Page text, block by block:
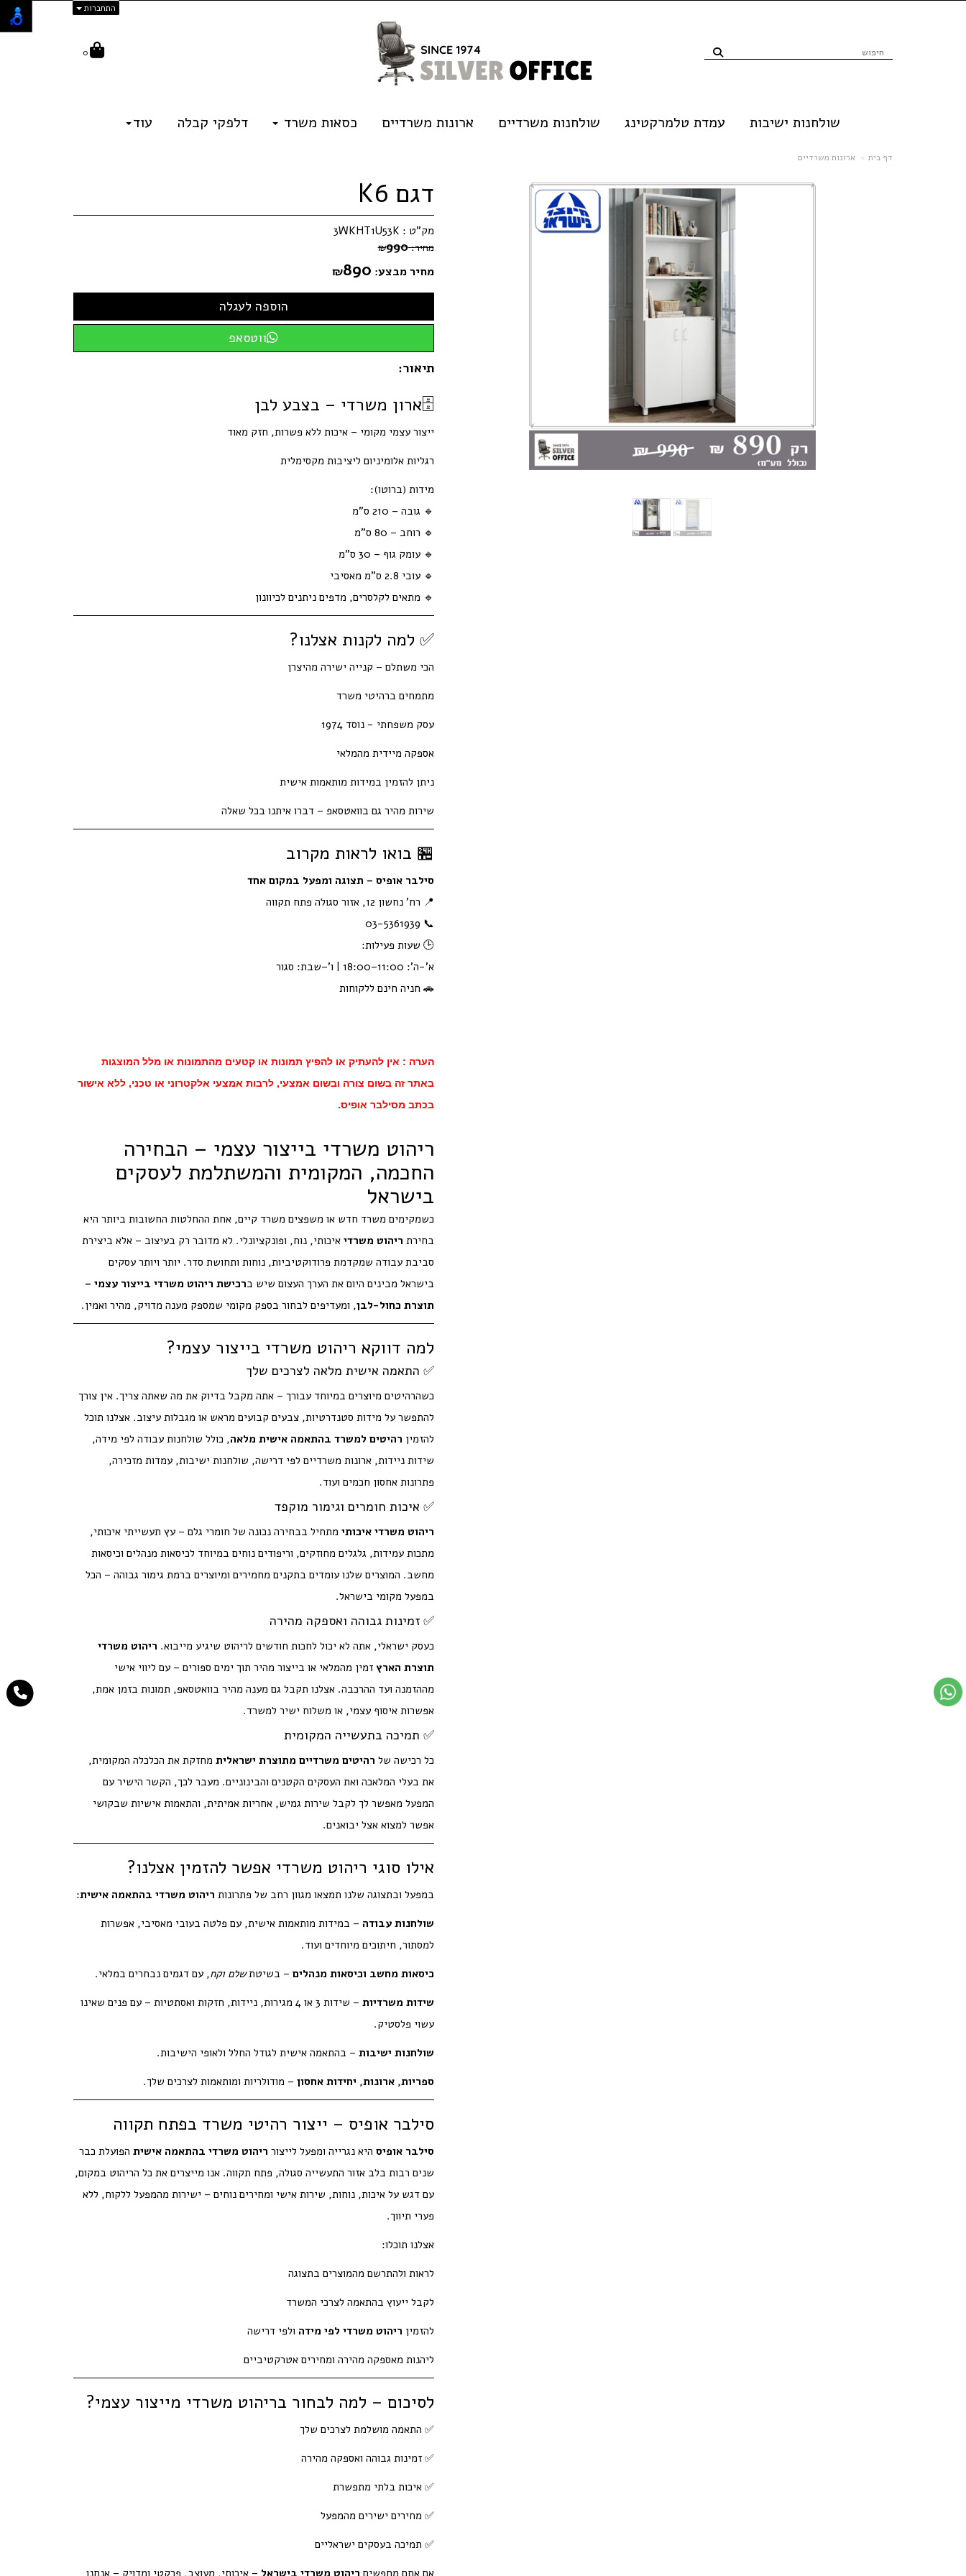
התחברות
0
שולחנות ישיבות עמדת טלמרקטינג שולחנות משרדיים ארונות משרדיים כסאות משרד דלפקי קבלה עוד
דף בית ארונות משרדיים
דגם K6
מק"ט : 3WKHT1U53K
מחיר: ₪990
מחיר מבצע: ₪890
ווטסאפ
תיאור:
🗄️ארון משרדי – בצבע לבן
ייצור עצמי מקומי – איכות ללא פשרות, חזק מאוד
רגליות אלומיניום ליציבות מקסימלית
מידות (ברוטו):
🔹 גובה – 210 ס"מ
🔹 רוחב – 80 ס"מ
🔹 עומק גוף – 30 ס"מ
🔹 עובי 2.8 ס"מ מאסיבי
🔹 מתאים לקלסרים, מדפים ניתנים לכיוונון
✅ למה לקנות אצלנו?
הכי משתלם – קנייה ישירה מהיצרן
מתמחים ברהיטי משרד
עסק משפחתי - נוסד 1974
אספקה מיידית מהמלאי
ניתן להזמין במידות מותאמות אישית
שירות מהיר גם בוואטסאפ – דברו איתנו בכל שאלה
🏪 בואו לראות מקרוב
סילבר אופיס – תצוגה ומפעל במקום אחד
📍 רח' נחשון 12, אזור סגולה פתח תקווה
📞 03-5361939
🕒 שעות פעילות:
א'-ה': 11:00–18:00 | ו'–שבת: סגור
🚗 חניה חינם ללקוחות
הערה : אין להעתיק או להפיץ תמונות או קטעים מהתמונות או מלל המוצגות
באתר זה בשום צורה ובשום אמצעי, לרבות אמצעי אלקטרוני או טכני, ללא אישור
בכתב מסילבר אופיס.
ריהוט משרדי בייצור עצמי – הבחירה
החכמה, המקומית והמשתלמת לעסקים
בישראל
כשמקימים משרד חדש או משפצים משרד קיים, אחת ההחלטות החשובות ביותר היא
בחירת ריהוט משרדי איכותי, נוח, ופונקציונלי. לא מדובר רק בעיצוב – אלא ביצירת
סביבת עבודה שמקדמת פרודוקטיביות, נוחות ותחושת סדר. יותר ויותר עסקים
בישראל מבינים היום את הערך העצום שיש ברכישת ריהוט משרדי בייצור עצמי –
תוצרת כחול-לבן, ומעדיפים לבחור בספק מקומי שמספק מענה מדויק, מהיר ואמין.
למה דווקא ריהוט משרדי בייצור עצמי?
✅ התאמה אישית מלאה לצרכים שלך
כשהרהיטים מיוצרים במיוחד עבורך – אתה מקבל בדיוק את מה שאתה צריך. אין צורך
להתפשר על מידות סטנדרטיות, צבעים קבועים מראש או מגבלות עיצוב. אצלנו תוכל
להזמין רהיטים למשרד בהתאמה אישית מלאה, כולל שולחנות עבודה לפי מידה,
שידות ניידות, ארונות משרדיים לפי דרישה, שולחנות ישיבות, עמדות מזכירה,
פתרונות אחסון חכמים ועוד.
✅ איכות חומרים וגימור מוקפד
ריהוט משרדי איכותי מתחיל בבחירה נכונה של חומרי גלם – עץ תעשייתי איכותי,
מתכות עמידות, גלגלים מחוזקים, וריפודים נוחים במיוחד לכיסאות מנהלים וכיסאות
מחשב. המוצרים שלנו עומדים בתקנים מחמירים ומיוצרים ברמת גימור גבוהה – הכל
במפעל מקומי בישראל.
✅ זמינות גבוהה ואספקה מהירה
כעסק ישראלי, אתה לא יכול לחכות חודשים לריהוט שיגיע מייבוא. ריהוט משרדי
תוצרת הארץ זמין מהמלאי או בייצור מהיר תוך ימים ספורים – עם ליווי אישי
מההזמנה ועד ההרכבה. אצלנו תקבל גם מענה מהיר בוואטסאפ, תמונות בזמן אמת,
אפשרות איסוף עצמי, או משלוח ישיר למשרד.
✅ תמיכה בתעשייה המקומית
כל רכישה של רהיטים משרדיים מתוצרת ישראלית מחזקת את הכלכלה המקומית,
את בעלי המלאכה ואת העסקים הקטנים והבינוניים. מעבר לכך, הקשר הישיר עם
המפעל מאפשר לך לקבל שירות גמיש, אחריות אמיתית, והתאמות אישיות שבקושי
אפשר למצוא אצל יבואנים.
אילו סוגי ריהוט משרדי אפשר להזמין אצלנו?
במפעל ובתצוגה שלנו תמצאו מגוון רחב של פתרונות ריהוט משרדי בהתאמה אישית:
שולחנות עבודה – במידות מותאמות אישית, עם פלטה בעובי מאסיבי, אפשרות
למסתור, חיתוכים מיוחדים ועוד.
כיסאות מחשב וכיסאות מנהלים – בשיטתשלם וקח, עם דגמים נבחרים במלאי.
שידות משרדיות
– שידות 3 או 4 מגירות, ניידות, חזקות ואסתטיות – עם פנים שאינו
עשוי פלסטיק.
שולחנות ישיבות – בהתאמה אישית לגודל החלל ולאופי הישיבות.
ספריות, ארונות, יחידות אחסון – מודולריות ומותאמות לצרכים שלך.
סילבר אופיס – ייצור רהיטי משרד בפתח תקווה
סילבר אופיס היא נגרייה ומפעל לייצור ריהוט משרדי בהתאמה אישית הפועלת כבר
שנים רבות בלב אזור התעשייה סגולה, פתח תקווה. אנו מייצרים את כל הריהוט במקום,
עם דגש על איכות, נוחות, שירות אישי ומחירים נוחים – ישירות מהמפעל ללקוח, ללא
פערי תיווך.
אצלנו תוכלו:
לראות ולהתרשם מהמוצרים בתצוגה
לקבל ייעוץ בהתאמה לצרכי המשרד
להזמין ריהוט משרדי לפי מידה ולפי דרישה
ליהנות מאספקה מהירה ומחירים אטרקטיביים
לסיכום – למה לבחור בריהוט משרדי מייצור עצמי?
✅ התאמה מושלמת לצרכים שלך
✅ זמינות גבוהה ואספקה מהירה
✅ איכות בלתי מתפשרת
✅ מחירים ישירים מהמפעל
✅ תמיכה בעסקים ישראליים
אם אתם מחפשים ריהוט משרדי בישראל – איכותי, מעוצב, פרקטי ומדויק – אנחנו